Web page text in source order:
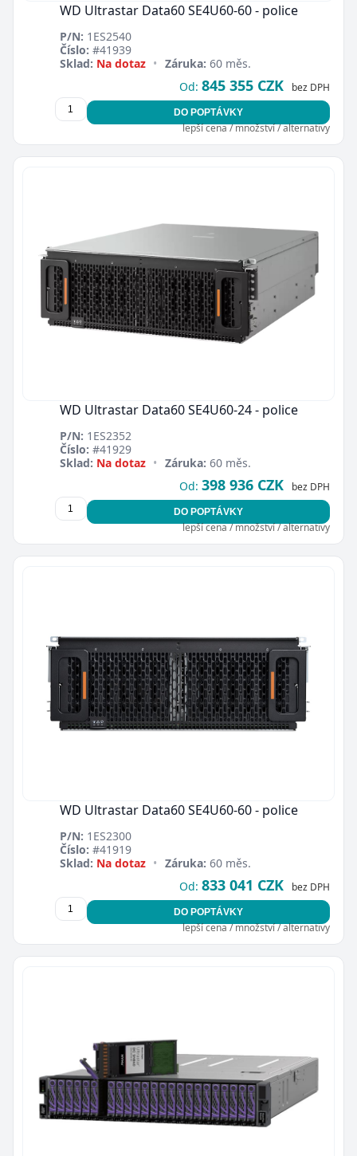
WD Ultrastar Data60 SE4U60-60 - police
P/N: 1ES2540
Číslo: #41939
Sklad: Na dotaz • Záruka: 60 měs.
Od: 845 355 CZK bez DPH
DO POPTÁVKY
lepší cena / množství / alternativy
WD Ultrastar Data60 SE4U60-24 - police
P/N: 1ES2352
Číslo: #41929
Sklad: Na dotaz • Záruka: 60 měs.
Od: 398 936 CZK bez DPH
DO POPTÁVKY
lepší cena / množství / alternativy
WD Ultrastar Data60 SE4U60-60 - police
P/N: 1ES2300
Číslo: #41919
Sklad: Na dotaz • Záruka: 60 měs.
Od: 833 041 CZK bez DPH
DO POPTÁVKY
lepší cena / množství / alternativy